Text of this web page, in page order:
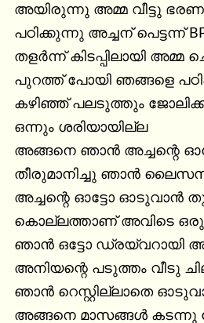
അയിരുന്നു അമ്മ വീട്ടു
പഠിക്കുന്നു അച്ചന് പെട്ടന്ന്
തളർന്ന് കിടപ്പിലായി അമ്മ
പുറത്ത് പോയി ഞങ്ങളെ
കഴിഞ്ഞ് പലടുത്തും ജോലിക്ക്
ഒന്നും ശരിയായില്ല
അങ്ങനെ ഞാൻ അച്ചന്റെ
തീരുമാനിച്ചു ഞാൻ
അച്ചന്റെ ഓട്ടോ ഓടുവാൻ
കൊല്ലത്താണ് അവിടെ ഒരു
ഞാൻ ഒട്ടോ ഡ്രയ്വറായി
അനിയന്റെ പടുത്തം വീടു
ഞാൻ റെസ്റ്റില്ലാതെ
അങ്ങനെ മാസങ്ങൾ കടന്നു